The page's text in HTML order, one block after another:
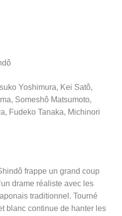
Yoshimura, Kei Satô,
Someshô Matsumoto,
Fudeko Tanaka, Michinori
frappe un grand coup
drame réaliste avec les
traditionnel. Tourné
blanc continue de hanter les